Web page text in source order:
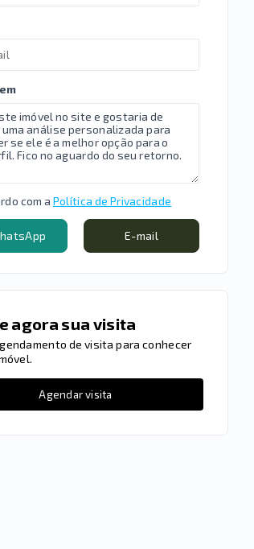
com a Política de Privacidade
E-mail
agora sua visita
de visita para conhecer
Agendar visita